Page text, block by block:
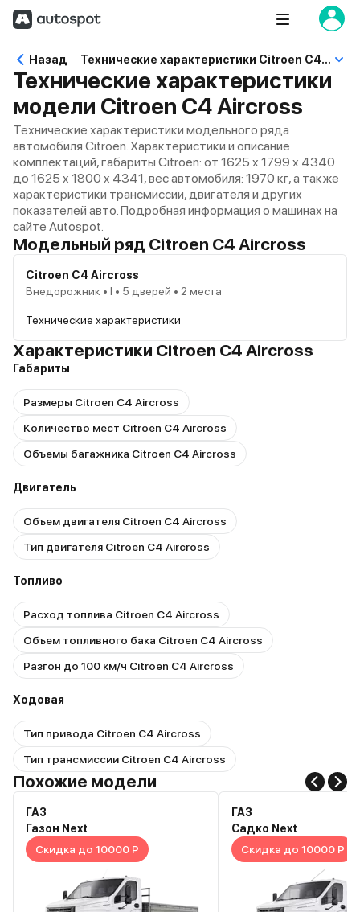
Назад Технические характеристики Citroen C4 Aircross
Технические характеристики
модели Citroen C4 Aircross
Технические характеристики модельного ряда
автомобиля Citroen. Характеристики и описание
комплектаций, габариты Citroen: от 1625 x 1799 x 4340
до 1625 x 1800 x 4341, вес автомобиля: 1970 кг, а также
характеристики трансмиссии, двигателя и других
показателей авто. Подробная информация о машинах на
сайте Autospot.
Модельный ряд Citroen C4 Aircross
Citroen C4 Aircross
Внедорожник • I • 5 дверей • 2 места
Технические характеристики
Характеристики Citroen C4 Aircross
Габариты
Размеры Citroen C4 Aircross
Количество мест Citroen C4 Aircross
Объемы багажника Citroen C4 Aircross
Двигатель
Объем двигателя Citroen C4 Aircross
Тип двигателя Citroen C4 Aircross
Топливо
Расход топлива Citroen C4 Aircross
Объем топливного бака Citroen C4 Aircross
Разгон до 100 км/ч Citroen C4 Aircross
Ходовая
Тип привода Citroen C4 Aircross
Тип трансмиссии Citroen C4 Aircross
Похожие модели
ГАЗ
Газон Next
Скидка до 10000 Р
ГАЗ
Садко Next
Скидка до 10000 Р